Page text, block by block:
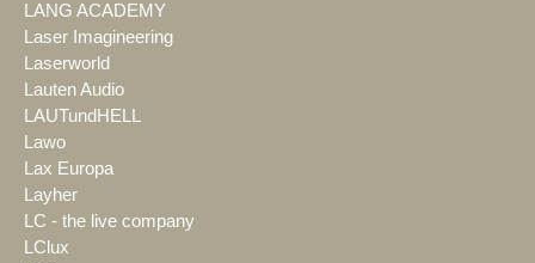
LANG ACADEMY
Laser Imagineering
Laserworld
Lauten Audio
LAUTundHELL
Lawo
Lax Europa
Layher
LC - the live company
LClux